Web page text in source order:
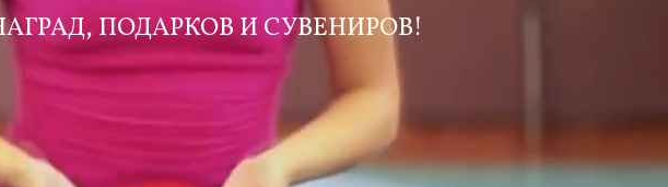
ПОДАРКОВ И СУВЕНИРОВ!